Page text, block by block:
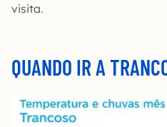
visita.
QUANDO IR A